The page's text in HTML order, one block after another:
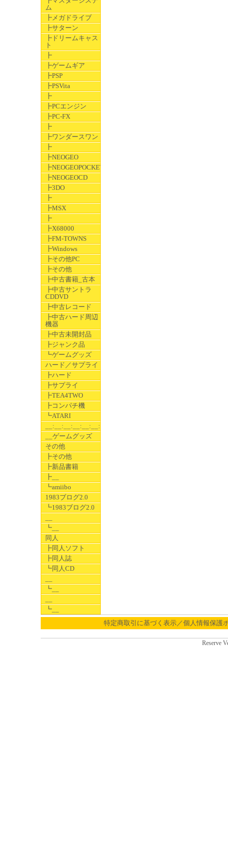
ム
┣メガドライブ
┣サターン
┣ドリームキャス
ト
┣
┣ゲームギア
┣PSP
┣PSVita
┣
┣PCエンジン
┣PC-FX
┣
┣ワンダースワン
┣
┣NEOGEO
┣NEOGEOPOCKET
┣NEOGEOCD
┣3DO
┣
┣MSX
┣
┣X68000
┣FM-TOWNS
┣Windows
┣その他PC
┣その他
┣中古書籍_古本
┣中古サントラ
CDDVD
┣中古レコード
┣中古ハード周辺
機器
┣中古未開封品
┣ジャンク品
┗ゲームグッズ
ハード／サプライ
┣ハード
┣サプライ
┣TEA4TWO
┣コンパチ機
┗ATARI
__:__:__:__:__:__:__
__ゲームグッズ
その他
┣その他
┣新品書籍
┣__
┗amiibo
1983ブログ2.0
┗1983ブログ2.0
┗__
同人
┣同人ソフト
┣同人誌
┗同人CD
┗__
┗__
特定商取引に基づく表示／個人情報保護
Reserve